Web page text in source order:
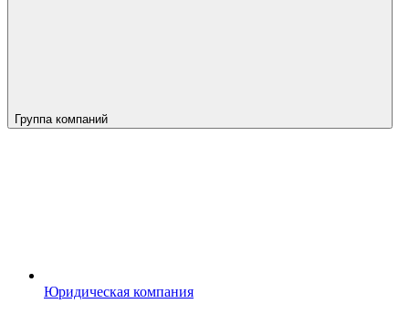
Группа компаний
Юридическая компания